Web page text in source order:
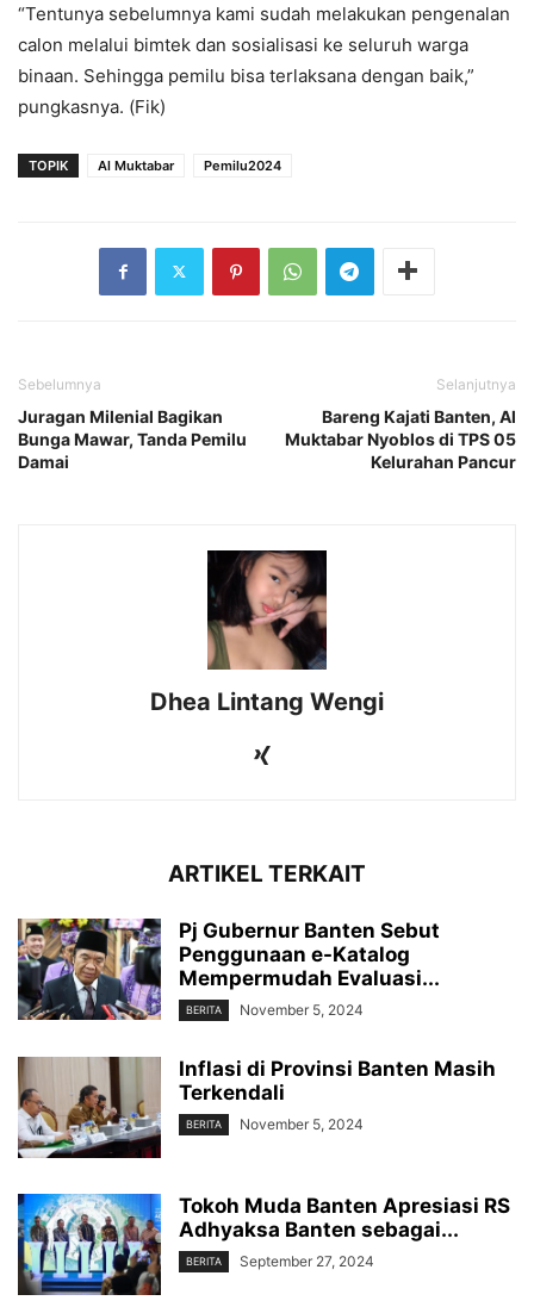
“Tentunya sebelumnya kami sudah melakukan pengenalan
calon melalui bimtek dan sosialisasi ke seluruh warga
binaan. Sehingga pemilu bisa terlaksana dengan baik,”
pungkasnya. (Fik)
TOPIK Al Muktabar Pemilu2024
Sebelumnya
Juragan Milenial Bagikan
Bunga Mawar, Tanda Pemilu
Damai
Selanjutnya
Bareng Kajati Banten, Al
Muktabar Nyoblos di TPS 05
Kelurahan Pancur
Dhea Lintang Wengi
ARTIKEL TERKAIT
Pj Gubernur Banten Sebut
Penggunaan e-Katalog
Mempermudah Evaluasi...
BERITA November 5, 2024
Inflasi di Provinsi Banten Masih
Terkendali
BERITA November 5, 2024
Tokoh Muda Banten Apresiasi RS
Adhyaksa Banten sebagai...
BERITA September 27, 2024